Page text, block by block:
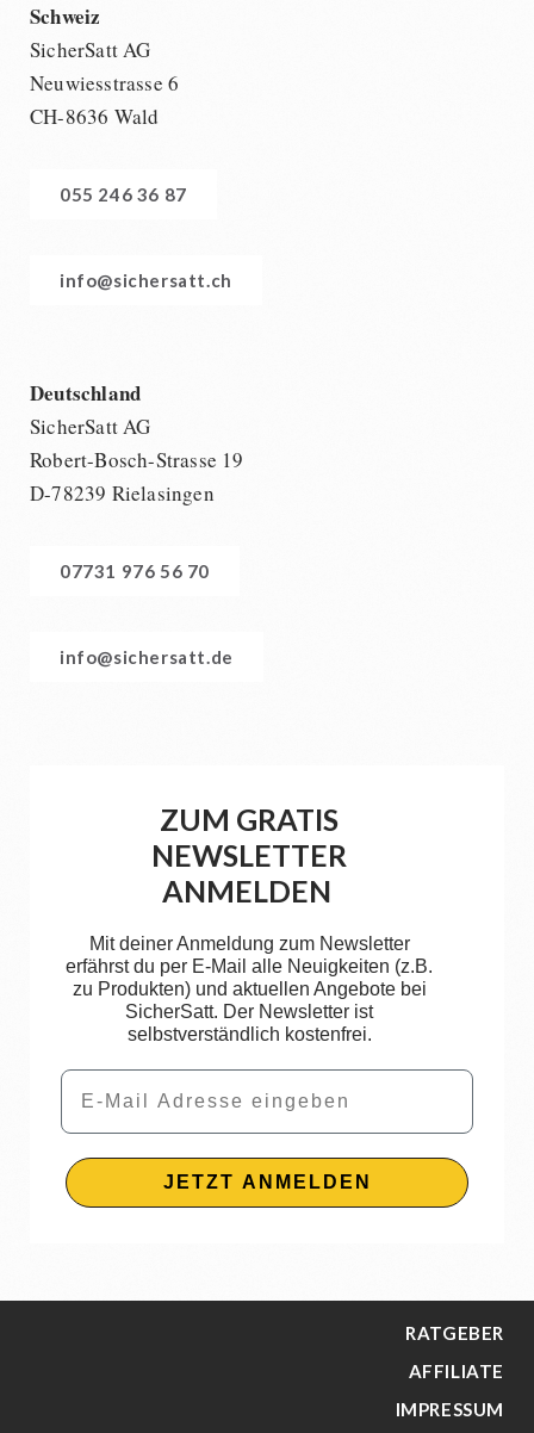
Schweiz
SicherSatt AG
Neuwiesstrasse 6
CH-8636 Wald
055 246 36 87
info@sichersatt.ch
Deutschland
SicherSatt AG
Robert-Bosch-Strasse 19
D-78239 Rielasingen
07731 976 56 70
info@sichersatt.de
ZUM GRATIS
NEWSLETTER
ANMELDEN
Mit deiner Anmeldung zum Newsletter
erfährst du per E-Mail alle Neuigkeiten (z.B.
zu Produkten) und aktuellen Angebote bei
SicherSatt. Der Newsletter ist
selbstverständlich kostenfrei.
Email
JETZT ANMELDEN
RATGEBER
AFFILIATE
IMPRESSUM